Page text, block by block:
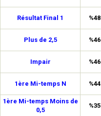
Résultat Final 1 %48
Plus de 2,5 %46
Impair %46
1ère Mi-temps N %44
1ère Mi-temps Moins de
0,5
%35